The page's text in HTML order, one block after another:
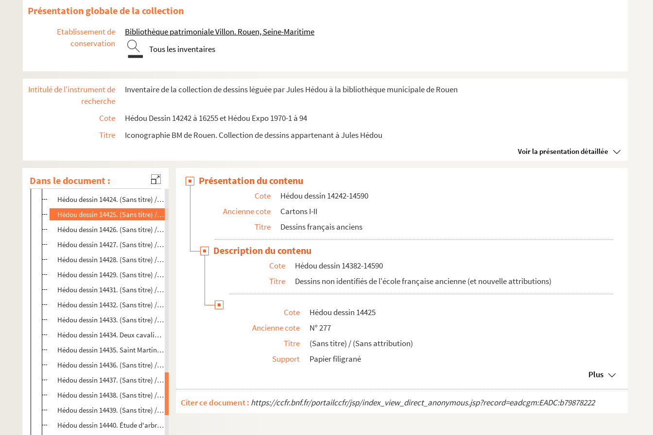
Présentation globale de la collection
Etablissement de
conservation
Bibliothèque patrimoniale Villon. Rouen, Seine-Maritime
Tous les inventaires
Intitulé de l'instrument de
recherche
Inventaire de la collection de dessins léguée par Jules Hédou à la bibliothèque municipale de Rouen
Cote
Hédou Dessin 14242 à 16255 et Hédou Expo 1970-1 à 94
Titre
Iconographie BM de Rouen. Collection de dessins appartenant à Jules Hédou
Voir la présentation détaillée
Dans le document :
Hédou dessin 14409. (Sans titre) / (Sans attribution)
Hédou dessin 14410. (Sans titre) / (Sans attribution)
Hédou dessin 14412. (Sans titre) / Signé "Robert"
Hédou dessin 14414. (Sans titre) / (Sans attribution)
Hédou dessin 14415-14416 / (Attribué à) SAINT-AUBIN, Gabriel de (1724-1780)
Hédou dessin 14418. (Sans titre) / (Sans attribution)
Hédou dessin 14419. (Sans titre) / (Sans attribution)
Hédou dessin 14421. (Sans titre) / (Sans attribution)
Hédou dessin 14423. (Sans titre) / (Sans attribution)
Hédou dessin 14424. (Sans titre) / (Sans attribution)
Hédou dessin 14425. (Sans titre) / (Sans attribution)
Hédou dessin 14426. (Sans titre) / (Sans attribution)
Hédou dessin 14427. (Sans titre) / (Sans attribution)
Hédou dessin 14428. (Sans titre) / (Sans attribution)
Hédou dessin 14429. (Sans titre) / (Sans attribution)
Hédou dessin 14431. (Sans titre) / (Sans attribution)
Hédou dessin 14432. (Sans titre) / (Sans attribution)
Hédou dessin 14433. (Sans titre) / (Sans attribution)
Hédou dessin 14434. Deux cavaliers / VAN DIEPENBEEK Abraham (1596-1675)
Hédou dessin 14435. Saint Martin partageant son manteau / (Entourage de) JORDAENS Jacob (1593-1678)
Hédou dessin 14436. (Sans titre) / (Sans attribution)
Hédou dessin 14437. (Sans titre) / (Sans attribution)
Hédou dessin 14438. (Sans titre) / (Sans attribution)
Hédou dessin 14439. (Sans titre) / (Sans attribution)
Hédou dessin 14440. Étude d'arbres / Anonyme nordique
Présentation du contenu
Cote
Hédou dessin 14242-14590
Ancienne cote
Cartons I-II
Titre
Dessins français anciens
Description du contenu
Cote
Hédou dessin 14382-14590
Titre
Dessins non identifiés de l'école française ancienne (et nouvelle attributions)
Cote
Hédou dessin 14425
Ancienne cote
N° 277
Titre
(Sans titre) / (Sans attribution)
Support
Papier filigrané
Plus
Citer ce document : https://ccfr.bnf.fr/portailccfr/jsp/index_view_direct_anonymous.jsp?record=eadcgm:EADC:b79878222